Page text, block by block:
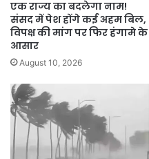
एक राज्य का बदलेगा नाम!
संसद में पेश होंगे कई अहम बिल,
विपक्ष की मांग पर फिर हंगामे के
आसार
August 10, 2026